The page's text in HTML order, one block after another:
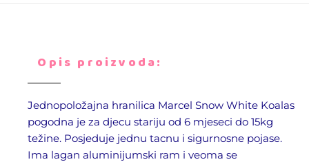
Opis proizvoda:
Jednopoložajna hranilica Marcel Snow White Koalas
pogodna je za djecu stariju od 6 mjeseci do 15kg
težine. Posjeduje jednu tacnu i sigurnosne pojase.
Ima lagan aluminijumski ram i veoma se